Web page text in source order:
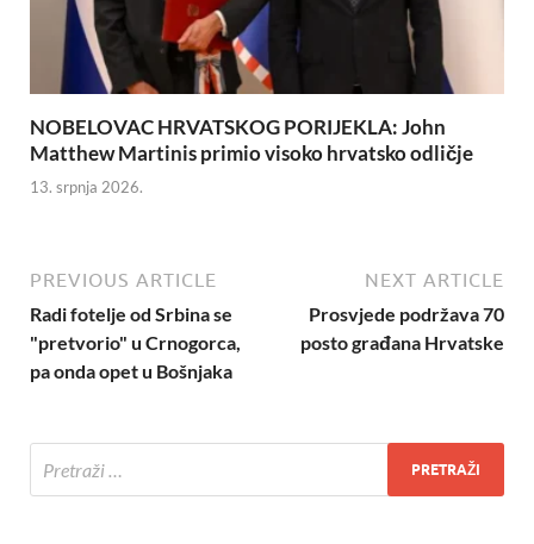
NOBELOVAC HRVATSKOG PORIJEKLA: John
Matthew Martinis primio visoko hrvatsko odličje
13. srpnja 2026.
PREVIOUS ARTICLE
Radi fotelje od Srbina se
"pretvorio" u Crnogorca,
pa onda opet u Bošnjaka
NEXT ARTICLE
Prosvjede podržava 70
posto građana Hrvatske